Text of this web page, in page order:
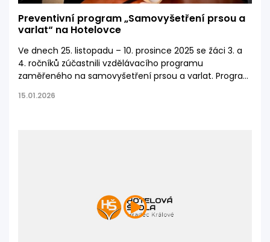
Preventivní program „Samovyšetření prsou a
varlat“ na Hotelovce
Ve dnech 25. listopadu – 10. prosince 2025 se žáci 3. a
4. ročníků zúčastnili vzdělávacího programu
zaměřeného na samovyšetření prsou a varlat. Program
jeho cílem bylo zvýšit povědomí mladých lidí o
15.01.2026